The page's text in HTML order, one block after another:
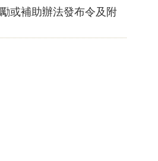
或補助辦法發布令及附